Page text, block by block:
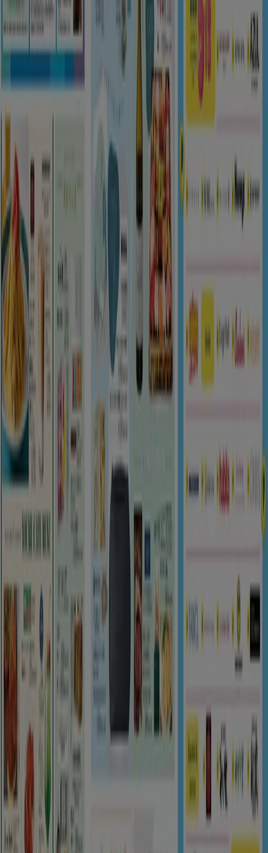
注目のセール商品
シェルター ランタン カーテン
ケア
スーツケース
あなたのまちのTiendeo
東京都 名古屋市 福岡市 札幌市
戸市
仙台市 京都市 さいたま市
市
北九州市
渋谷区
都道府県一覧へ
Tiendeo international
United Kingdom
Brasil
Colombia
Argentina France
United States
Nederland
Deutschland Perú Chile
Portugal
Australia
Türkiye Polska Norge
Österreich
Sverige
Singapore South Africa
Canada
Danmark
Suomi Ελλάδα 한국
Belgique
Schweiz
United Arab Emirates România
Ceská republika
Slovenská republika
България
広告
Tiendeoは世界中でのローカルショッピングを改革するIT企